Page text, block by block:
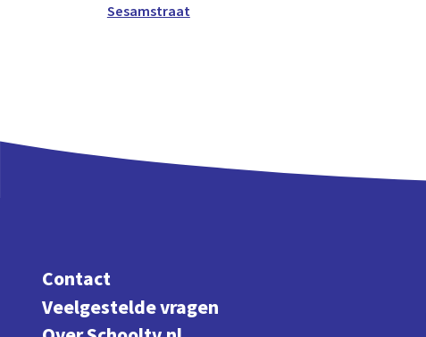
Sesamstraat
Contact
Veelgestelde vragen